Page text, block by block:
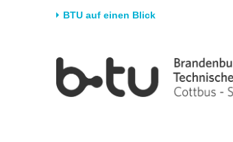
BTU auf einen Blick
Universität Forschung